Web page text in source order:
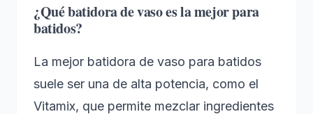
¿Qué batidora de vaso es la mejor para
batidos?
La mejor batidora de vaso para batidos
suele ser una de alta potencia, como el
Vitamix, que permite mezclar ingredientes